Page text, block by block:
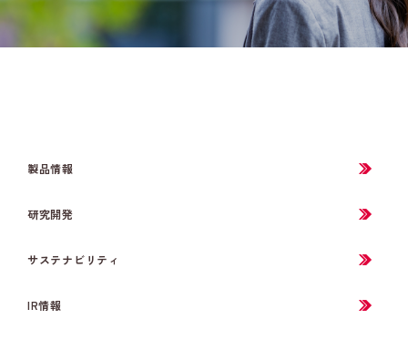
製品情報
研究開発
サステナビリティ
IR情報